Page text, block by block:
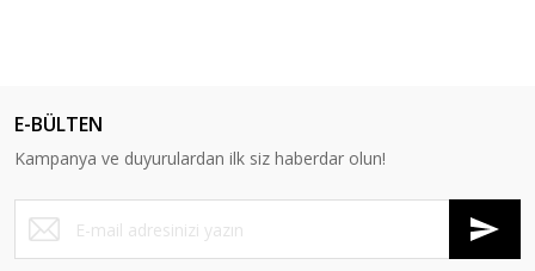
E-BÜLTEN
Kampanya ve duyurulardan ilk siz haberdar olun!